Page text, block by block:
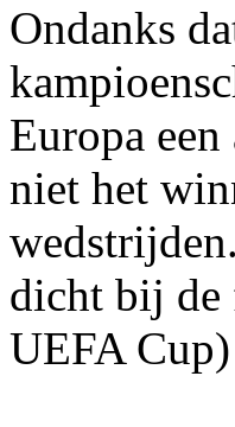
Ondanks
Europa een
niet het
dicht bij de
UEFA